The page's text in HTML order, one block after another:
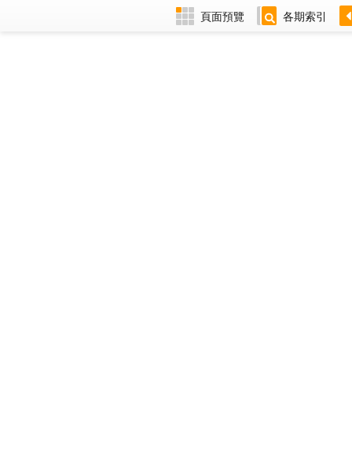
頁面預覽 各期索引